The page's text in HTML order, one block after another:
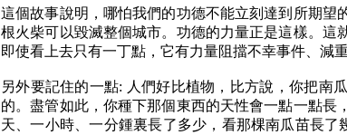
這個故事說明，哪怕我們的功德不能立刻達到所期
根火柴可以毀滅整個城市。功德的力量正是這樣。這
即使看上去只有一丁點，它有力量阻擋不幸事件、減
另外要記住的一點: 人們好比植物，比方說，你把南
的。盡管如此，你種下那個東西的天性會一點一點
天、一小時、一分鍾裏長了多少，看那棵南瓜苗長